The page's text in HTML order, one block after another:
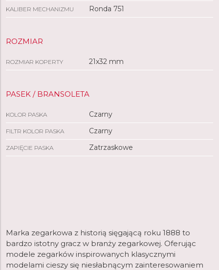
KALIBER MECHANIZMU Ronda 751
ROZMIAR
ROZMIAR KOPERTY 21x32 mm
PASEK / BRANSOLETA
KOLOR PASKA Czarny
FILTR KOLOR PASKA Czarny
ZAPIĘCIE PASKA Zatrzaskowe
Marka zegarkowa z historią sięgającą roku 1888 to
bardzo istotny gracz w branży zegarkowej. Oferując
modele zegarków inspirowanych klasycznymi
modelami cieszy się niesłabnącym zainteresowaniem